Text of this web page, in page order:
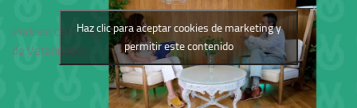
Podcast del Colegio
de Veterinarios
Haz clic para aceptar cookies de marketing y
permitir este contenido